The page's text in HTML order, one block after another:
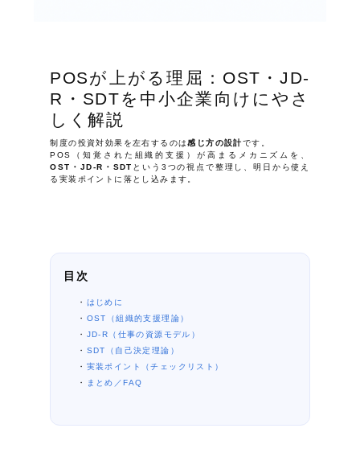
POSが上がる理屈：OST・JD-
R・SDTを中小企業向けにやさ
しく解説
制度の投資対効果を左右するのは感じ方の設計です。
POS（知覚された組織的支援）が高まるメカニズムを、
OST・JD-R・SDT という3つの視点で整理し、明日から使え
る実装ポイントに落とし込みます。
目次
はじめに
OST（組織的支援理論）
JD-R（仕事の資源モデル）
SDT（自己決定理論）
実装ポイント（チェックリスト）
まとめ／FAQ